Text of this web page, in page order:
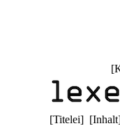
[
[Titelei] [Inhalt